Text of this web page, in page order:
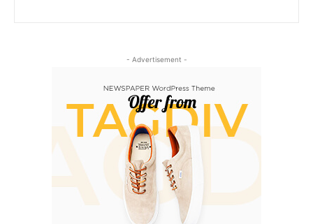
- Advertisement -